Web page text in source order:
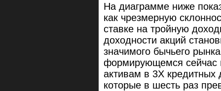
На диаграмме ниже
как чрезмерную
ставке на тройную
доходности акций
значимого бычьего
формирующемся сейчас
активам в 3X
которые в шесть раз